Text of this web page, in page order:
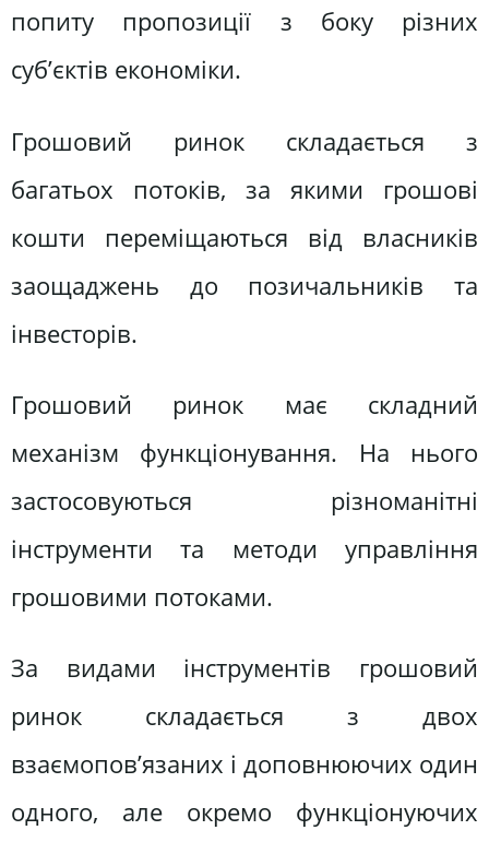
попиту пропозиції з боку різних
суб’єктів економіки.
Грошовий ринок складається з
багатьох потоків, за якими грошові
кошти переміщаються від власників
заощаджень до позичальників та
інвесторів.
Грошовий ринок має складний
механізм функціонування. На нього
застосовуються різноманітні
інструменти та методи управління
грошовими потоками.
За видами інструментів грошовий
ринок складається з двох
взаємопов’язаних і доповнюючих один
одного, але окремо функціонуючих